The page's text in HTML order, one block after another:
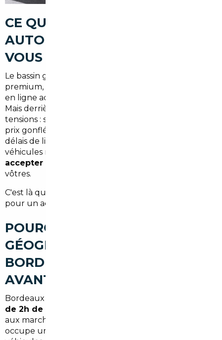
CE QUE LE MARCHÉ
AUTOMOBILE BORDELAIS NE
VOUS DIT PAS
Le bassin girondin est dynamique : concessions
premium, réseaux de VO bien fournis, plateformes
en ligne actives. En apparence, l'offre semble large.
Mais derrière cette abondance se cachent des
tensions : stocks limités sur certains modèles récents,
prix gonflés par la forte demande urbaine, et des
délais de livraison parfois décourageants sur les
véhicules neufs.
accepter les conditions du vendeur
vôtres.
C'est là que l'import automobile prend tout son sens
pour un acheteur basé à Bordeaux.
POURQUOI LA POSITION
GÉOGRAPHIQUE DE
BORDEAUX EST UN VRAI
AVANTAGE
Bordeaux n'est pas n'importe quelle ville. À
de 2h de la frontière espagnole
aux marchés allemand, belge et portugais, elle
occupe une position stratégique pour l'import de